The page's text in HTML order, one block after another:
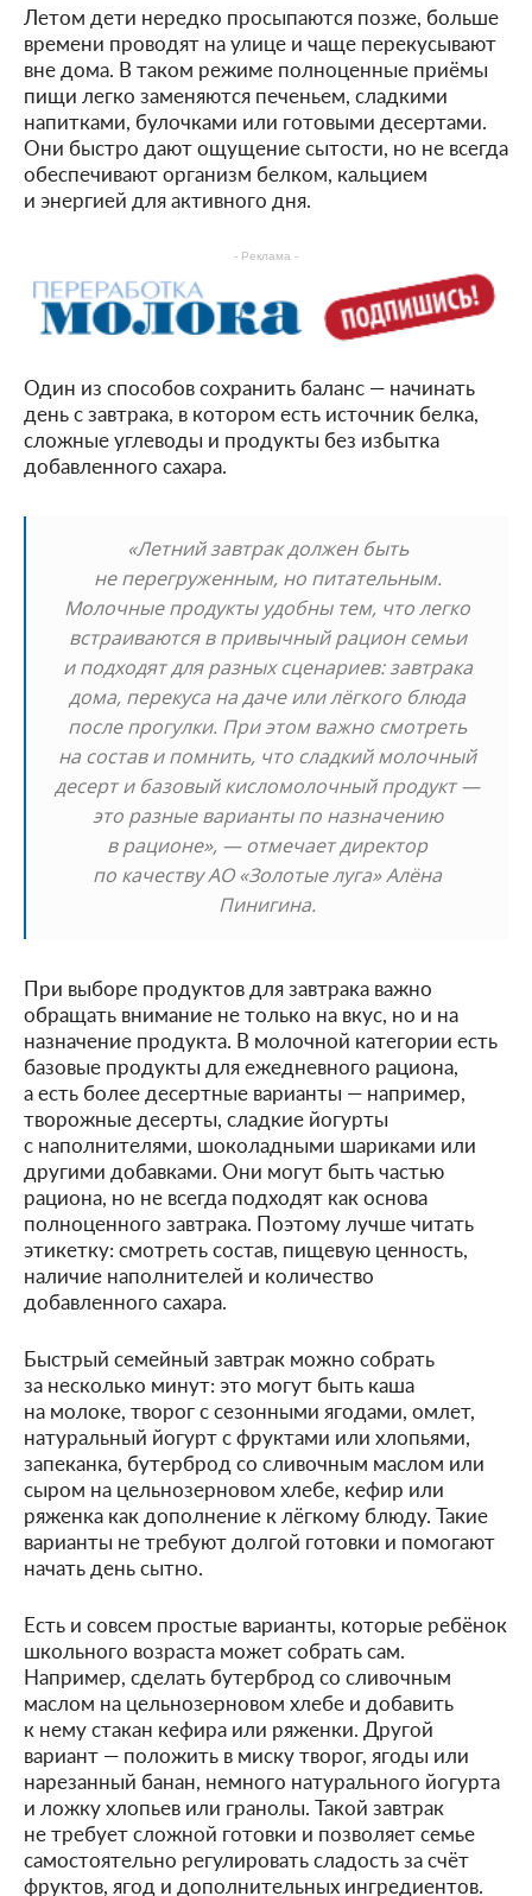
Летом дети нередко просыпаются позже, больше
времени проводят на улице и чаще перекусывают
вне дома. В таком режиме полноценные приёмы
пищи легко заменяются печеньем, сладкими
напитками, булочками или готовыми десертами.
Они быстро дают ощущение сытости, но не всегда
обеспечивают организм белком, кальцием
и энергией для активного дня.
- Реклама -
Один из способов сохранить баланс — начинать
день с завтрака, в котором есть источник белка,
сложные углеводы и продукты без избытка
добавленного сахара.
«Летний завтрак должен быть
не перегруженным, но питательным.
Молочные продукты удобны тем, что легко
встраиваются в привычный рацион семьи
и подходят для разных сценариев: завтрака
дома, перекуса на даче или лёгкого блюда
после прогулки. При этом важно смотреть
на состав и помнить, что сладкий молочный
десерт и базовый кисломолочный продукт —
это разные варианты по назначению
в рационе», — отмечает директор
по качеству АО «Золотые луга» Алёна
Пинигина.
При выборе продуктов для завтрака важно
обращать внимание не только на вкус, но и на
назначение продукта. В молочной категории есть
базовые продукты для ежедневного рациона,
а есть более десертные варианты — например,
творожные десерты, сладкие йогурты
с наполнителями, шоколадными шариками или
другими добавками. Они могут быть частью
рациона, но не всегда подходят как основа
полноценного завтрака. Поэтому лучше читать
этикетку: смотреть состав, пищевую ценность,
наличие наполнителей и количество
добавленного сахара.
Быстрый семейный завтрак можно собрать
за несколько минут: это могут быть каша
на молоке, творог с сезонными ягодами, омлет,
натуральный йогурт с фруктами или хлопьями,
запеканка, бутерброд со сливочным маслом или
сыром на цельнозерновом хлебе, кефир или
ряженка как дополнение к лёгкому блюду. Такие
варианты не требуют долгой готовки и помогают
начать день сытно.
Есть и совсем простые варианты, которые ребёнок
школьного возраста может собрать сам.
Например, сделать бутерброд со сливочным
маслом на цельнозерновом хлебе и добавить
к нему стакан кефира или ряженки. Другой
вариант — положить в миску творог, ягоды или
нарезанный банан, немного натурального йогурта
и ложку хлопьев или гранолы. Такой завтрак
не требует сложной готовки и позволяет семье
самостоятельно регулировать сладость за счёт
фруктов, ягод и дополнительных ингредиентов.